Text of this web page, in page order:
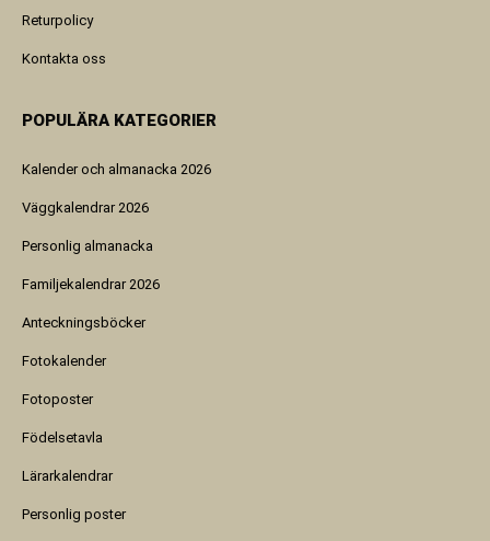
Returpolicy
Kontakta oss
POPULÄRA KATEGORIER
Kalender och almanacka 2026
Väggkalendrar 2026
Personlig almanacka
Familjekalendrar 2026
Anteckningsböcker
Fotokalender
Fotoposter
Födelsetavla
Lärarkalendrar
Personlig poster